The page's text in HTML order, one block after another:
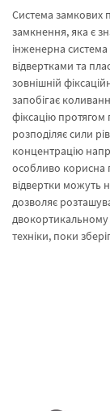
Система замкових
замкнення, яка є
інженерна
відвертками та
зовнішній
запобігає
фіксацію
розподіляє сили
концентрацію
особливо корисна
відвертки можуть
дозволяє
двокортикальному
техніки, поки